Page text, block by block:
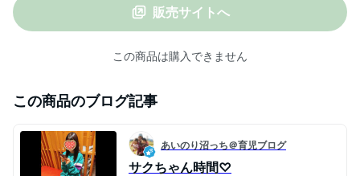
イカー】【あす楽対応】販売サイトへ
この商品は購入できません
この商品のブログ記事
あいのり沼っち＠育児ブログ
サクちゃん時間♡